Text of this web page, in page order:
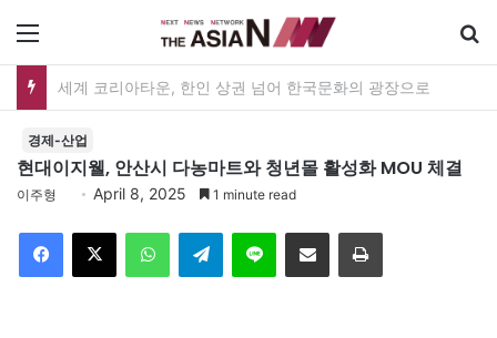
메뉴
경제-산업
현대이지웰, 안산시 다농마트와 청년몰 활성화 MOU 체결
이주형 April 8, 2025 1 minute read
Facebook
X WhatsAppTelegramLine 이메일 인쇄